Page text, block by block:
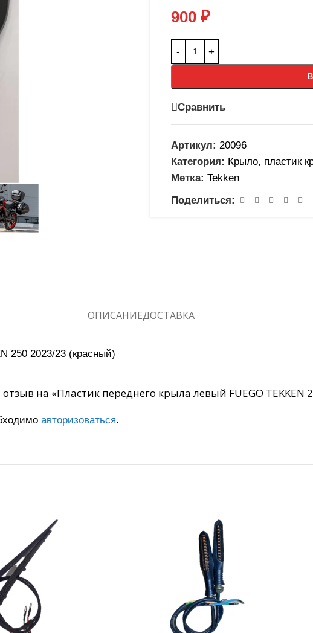
900 ₽
Сравнить
Артикул: 20096
Категория: Крыло, пластик
Метка: Tekken
Поделиться:
ОПИСАНИЕДОСТАВКА
250 2023/23 (красный)
на «Пластик переднего крыла левый FUEGO TEKKEN
авторизоваться.